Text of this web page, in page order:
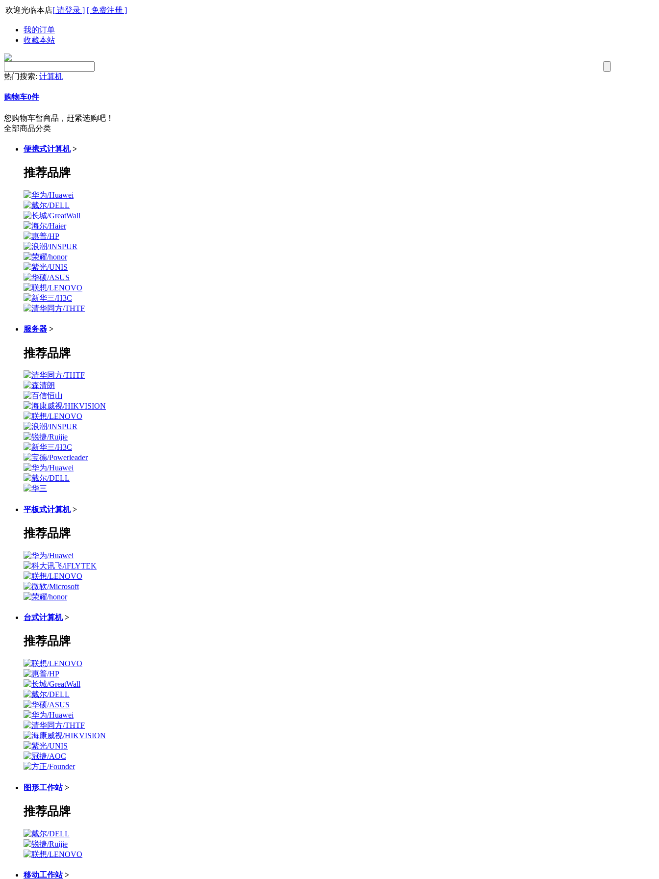
欢迎光临本店[ 请登录 ] [ 免费注册 ]
我的订单
收藏本站
热门搜索: 计算机
购物车0件
您购物车暂商品，赶紧选购吧！
全部商品分类
便携式计算机 >
推荐品牌
服务器 >
推荐品牌
平板式计算机 >
推荐品牌
台式计算机 >
推荐品牌
图形工作站 >
推荐品牌
移动工作站 >